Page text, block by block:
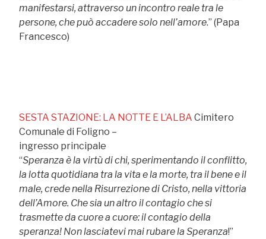
manifestarsi, attraverso un incontro reale tra le
persone, che può accadere solo nell’amore.” (Papa
Francesco)
SESTA STAZIONE: LA NOTTE E L’ALBA Cimitero
Comunale di Foligno –
ingresso principale
“Speranza è la virtù di chi, sperimentando il conflitto,
la lotta quotidiana tra la vita e la morte, tra il bene e il
male, crede nella Risurrezione di Cristo, nella vittoria
dell’Amore. Che sia un altro il contagio che si
trasmette da cuore a cuore: il contagio della
speranza! Non lasciatevi mai rubare la Speranza!”